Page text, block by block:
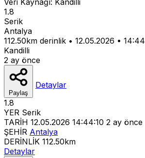
1.8
Serik
Antalya
112.50km derinlik • 12.05.2026 • 14:44
Kandilli
2 ay önce
Paylaş
Detaylar
1.8
YER Serik
TARİH 12.05.2026 14:44:10 2 ay önce
ŞEHİR Antalya
DERİNLİK 112.50km
Detaylar